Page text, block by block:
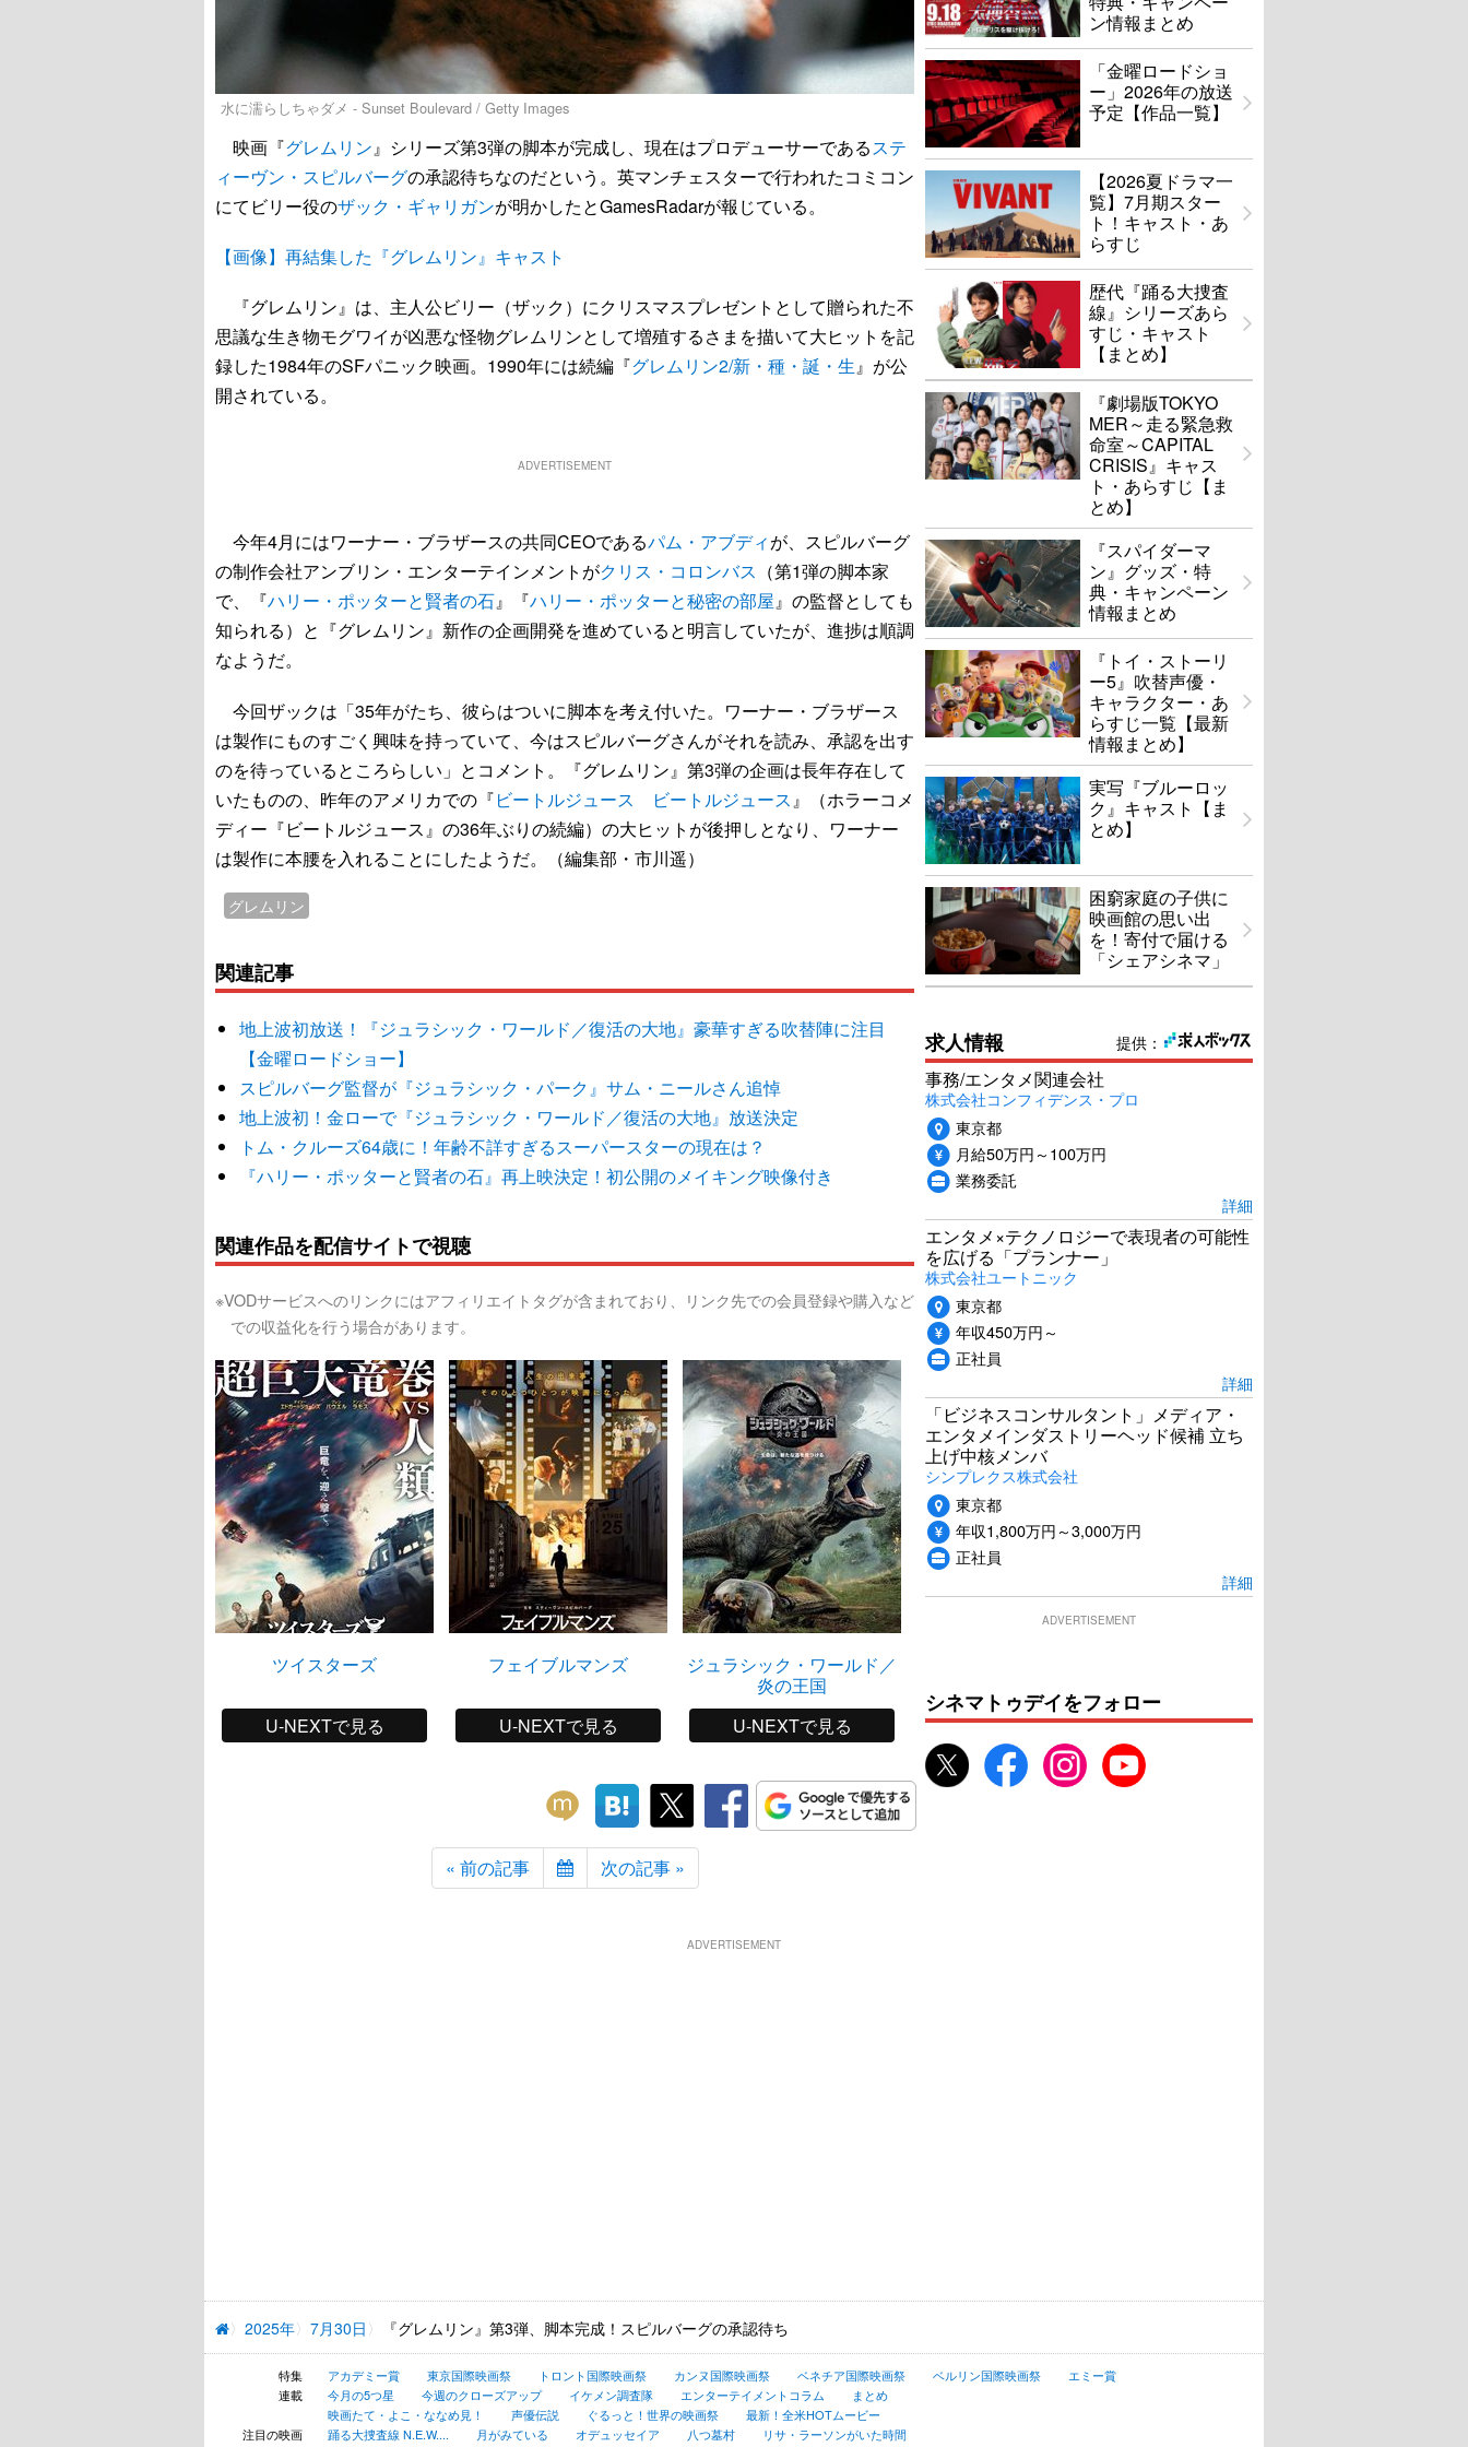
水に濡らしちゃダメ - Sunset Boulevard / Getty Images
映画『グレムリン』シリーズ第3弾の脚本が完成し、現在はプロデューサーであるステ
ィーヴン・スピルバーグの承認待ちなのだという。英マンチェスターで行われたコミコン
にてビリー役のザック・ギャリガンが明かしたとGamesRadarが報じている。
【画像】再結集した『グレムリン』キャスト
『グレムリン』は、主人公ビリー（ザック）にクリスマスプレゼントとして贈られた不
思議な生き物モグワイが凶悪な怪物グレムリンとして増殖するさまを描いて大ヒットを記
録した1984年のSFパニック映画。1990年には続編『グレムリン2/新・種・誕・生』が公
開されている。
ADVERTISEMENT
今年4月にはワーナー・ブラザースの共同CEOであるパム・アブディが、スピルバーグ
の制作会社アンブリン・エンターテインメントがクリス・コロンバス （第1弾の脚本家
で、『ハリー・ポッターと賢者の石』『ハリー・ポッターと秘密の部屋』の監督としても
知られる）と『グレムリン』新作の企画開発を進めていると明言していたが、進捗は順調
なようだ。
今回ザックは「35年がたち、彼らはついに脚本を考え付いた。ワーナー・ブラザース
は製作にものすごく興味を持っていて、今はスピルバーグさんがそれを読み、承認を出す
のを待っているところらしい」とコメント。『グレムリン』第3弾の企画は長年存在して
いたものの、昨年のアメリカでの『ビートルジュース ビートルジュース 』（ホラーコメ
ディー『ビートルジュース』の36年ぶりの続編）の大ヒットが後押しとなり、ワーナー
は製作に本腰を入れることにしたようだ。（編集部・市川遥）
グレムリン
関連記事
地上波初放送！『ジュラシック・ワールド／復活の大地』豪華すぎる吹替陣に注目
【金曜ロードショー】
スピルバーグ監督が『ジュラシック・パーク』サム・ニールさん追悼
地上波初！金ローで『ジュラシック・ワールド／復活の大地』放送決定
トム・クルーズ64歳に！年齢不詳すぎるスーパースターの現在は？
『ハリー・ポッターと賢者の石』再上映決定！初公開のメイキング映像付き
関連作品を配信サイトで視聴
※VODサービスへのリンクにはアフィリエイトタグが含まれており、リンク先での会員登録や購入など
での収益化を行う場合があります。
ツイスターズ
U-NEXTで見る
フェイブルマンズ
U-NEXTで見る
ジュラシック・ワールド／
炎の王国
U-NEXTで見る
U-NEXTで見る
U-NEXTで見る
« 前の記事 次の記事 »
ン情報まとめ
「金曜ロードショ
ー」2026年の放送
予定【作品一覧】
【2026夏ドラマ一
覧】7月期スター
ト！キャスト・あ
らすじ
歴代『踊る大捜査
線』シリーズあら
すじ・キャスト
【まとめ】
『劇場版TOKYO
MER～走る緊急救
命室～CAPITAL
CRISIS』キャス
ト・あらすじ【ま
とめ】
『スパイダーマ
ン』グッズ・特
典・キャンペーン
情報まとめ
『トイ・ストーリ
ー5』吹替声優・
キャラクター・あ
らすじ一覧【最新
情報まとめ】
実写『ブルーロッ
ク』キャスト【ま
とめ】
困窮家庭の子供に
映画館の思い出
を！寄付で届ける
「シェアシネマ」
提供：
求人情報
事務/エンタメ関連会社
株式会社コンフィデンス・プロ
東京都
月給50万円～100万円
業務委託
詳細
エンタメ×テクノロジーで表現者の可能性
を広げる「プランナー」
株式会社ユートニック
東京都
年収450万円～
正社員
詳細
「ビジネスコンサルタント」メディア・
エンタメインダストリーヘッド候補 立ち
上げ中核メンバ
シンプレクス株式会社
東京都
年収1,800万円～3,000万円
正社員
詳細
ADVERTISEMENT
シネマトゥデイをフォロー
ADVERTISEMENT
2025年 7月30日 『グレムリン』第3弾、脚本完成！スピルバーグの承認待ち
特集 アカデミー賞 東京国際映画祭 トロント国際映画祭 カンヌ国際映画祭 ベネチア国際映画祭 ベルリン国際映画祭
エミー賞
連載
今月の5つ星 今週のクローズアップ イケメン調査隊 エンターテイメントコラム
まとめ
映画たて・よこ・ななめ見！
声優伝説 ぐるっと！世界の映画祭
最新！全米HOTムービー
注目の映画
踊る大捜査線 N.E.W.... 月がみている オデュッセイア 八つ墓村
リサ・ラーソンがいた時間